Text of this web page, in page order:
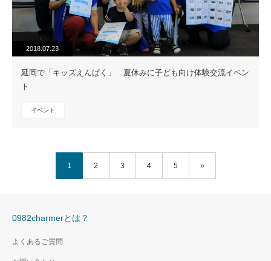
2018.07.23
延岡で「キッズえんぱく」 夏休みに子ども向け体験交流イベン
ト
イベント
1 2 3 4 5 »
0982charmerとは？
よくあるご質問